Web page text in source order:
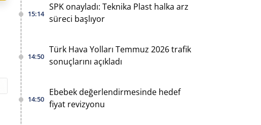
15:14
SPK onayladı: Teknika Plast halka arz
süreci başlıyor
14:50
Türk Hava Yolları Temmuz 2026 trafik
sonuçlarını açıkladı
14:50
Ebebek değerlendirmesinde hedef
fiyat revizyonu